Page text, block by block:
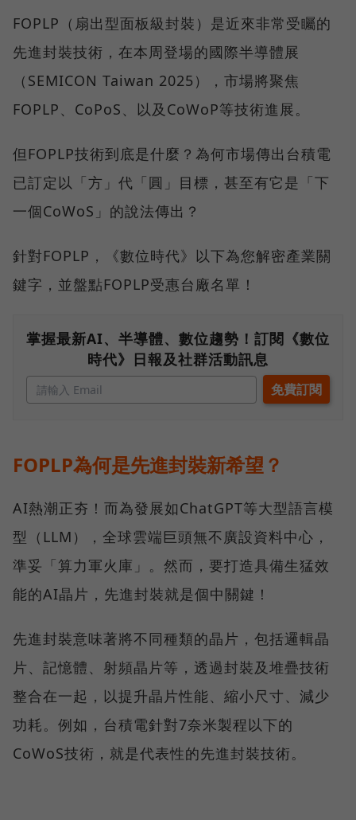
FOPLP（扇出型面板級封裝）是近來非常受矚的
先進封裝技術，在本周登場的國際半導體展
（SEMICON Taiwan 2025），市場將聚焦
FOPLP、CoPoS、以及CoWoP等技術進展。
但FOPLP技術到底是什麼？為何市場傳出台積電
已訂定以「方」代「圓」目標，甚至有它是「下
一個CoWoS」的說法傳出？
針對FOPLP，《數位時代》以下為您解密產業關
鍵字，並盤點FOPLP受惠台廠名單！
掌握最新AI、半導體、數位趨勢！訂閱《數位
時代》日報及社群活動訊息
FOPLP為何是先進封裝新希望？
AI熱潮正夯！而為發展如ChatGPT等大型語言模
型（LLM），全球雲端巨頭無不廣設資料中心，
準妥「算力軍火庫」。然而，要打造具備生猛效
能的AI晶片，先進封裝就是個中關鍵！
先進封裝意味著將不同種類的晶片，包括邏輯晶
片、記憶體、射頻晶片等，透過封裝及堆疊技術
整合在一起，以提升晶片性能、縮小尺寸、減少
功耗。例如，台積電針對7奈米製程以下的
CoWoS技術，就是代表性的先進封裝技術。